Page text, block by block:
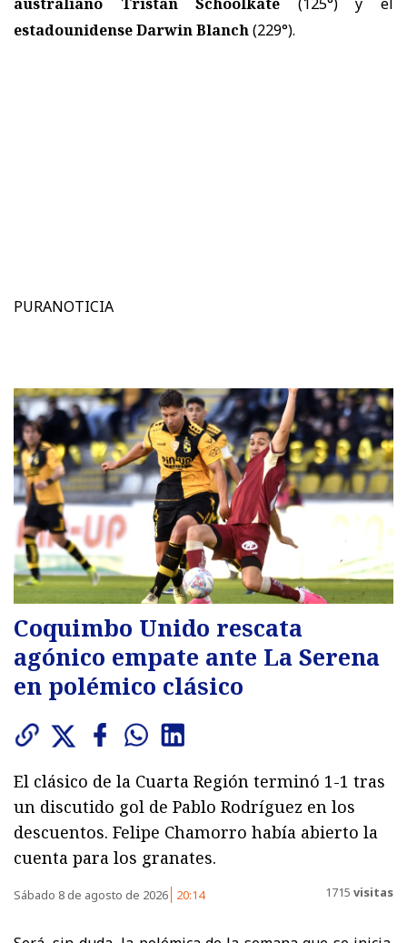
estadounidense Darwin Blanch(229°).
PURANOTICIA
Coquimbo Unido rescata
agónico empate ante La Serena
en polémico clásico
El clásico de la Cuarta Región terminó 1-1 tras
un discutido gol de Pablo Rodríguez en los
descuentos. Felipe Chamorro había abierto la
cuenta para los granates.
Sábado 8 de agosto de 2026 20:14 1715 visitas